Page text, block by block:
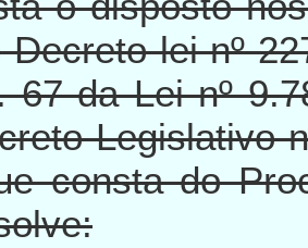
Decreto-lei nº
67 da Lei nº
Legislativo
consta do